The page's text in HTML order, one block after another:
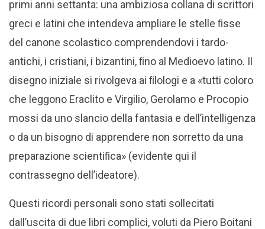
primi anni settanta: una ambiziosa collana di scrittori
greci e latini che intendeva ampliare le stelle ﬁsse
del canone scolastico comprendendovi i tardo-
antichi, i cristiani, i bizantini, ﬁno al Medioevo latino. Il
disegno iniziale si rivolgeva ai ﬁlologi e a «tutti coloro
che leggono Eraclito e Virgilio, Gerolamo e Procopio
mossi da uno slancio della fantasia e dell’intelligenza
o da un bisogno di apprendere non sorretto da una
preparazione scientiﬁca» (evidente qui il
contrassegno dell’ideatore).
Questi ricordi personali sono stati sollecitati
dall’uscita di due libri complici, voluti da Piero Boitani